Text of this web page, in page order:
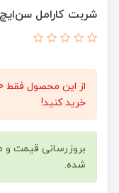
شربت کارامل سن‌ایچ ۸۴۰گرم
خرید کنید!
بروزرسانی قیمت و
شده.